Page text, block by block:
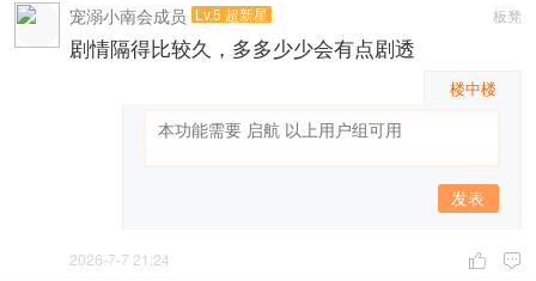
板凳
宠溺小南会成员 Lv.5 超新星
剧情隔得比较久，多多少少会有点剧透
楼中楼
发表
 
2026-7-7 21:24